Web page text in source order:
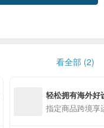
看全部 (2)
轻松拥有海外好
指定商品跨境享